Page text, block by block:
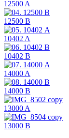
12500 A
12500 B
10402 A
10402 B
14000 A
14000 B
13000 A
13000 B